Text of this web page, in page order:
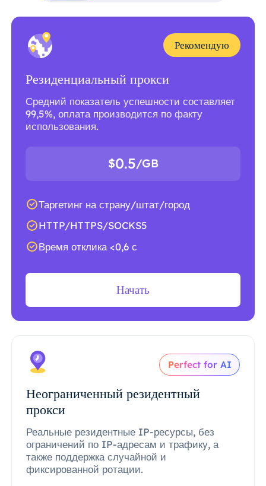
Рекомендую
Резиденциальный прокси
Средний показатель успешности составляет
99,5%, оплата производится по факту
использования.
$0.5/GB
Таргетинг на страну/штат/город
HTTP/HTTPS/SOCKS5
Время отклика <0,6 с
Начать
Perfect for AI
Неограниченный резидентный
прокси
Реальные резидентные IP-ресурсы, без
ограничений по IP-адресам и трафику, а
также поддержка случайной и
фиксированной ротации.